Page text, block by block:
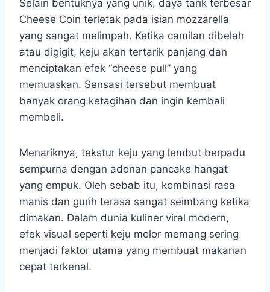
Selain bentuknya yang unik, daya tarik terbesar
Cheese Coin terletak pada isian mozzarella
yang sangat melimpah. Ketika camilan dibelah
atau digigit, keju akan tertarik panjang dan
menciptakan efek “cheese pull” yang
memuaskan. Sensasi tersebut membuat
banyak orang ketagihan dan ingin kembali
membeli.
Menariknya, tekstur keju yang lembut berpadu
sempurna dengan adonan pancake hangat
yang empuk. Oleh sebab itu, kombinasi rasa
manis dan gurih terasa sangat seimbang ketika
dimakan. Dalam dunia kuliner viral modern,
efek visual seperti keju molor memang sering
menjadi faktor utama yang membuat makanan
cepat terkenal.